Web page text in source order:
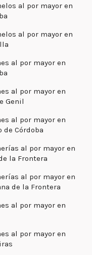
al por mayor en
al por mayor en
al por mayor en
al por mayor en
Genil
al por mayor en
de Córdoba
al por mayor en
la Frontera
al por mayor en
de la Frontera
al por mayor en
al por mayor en